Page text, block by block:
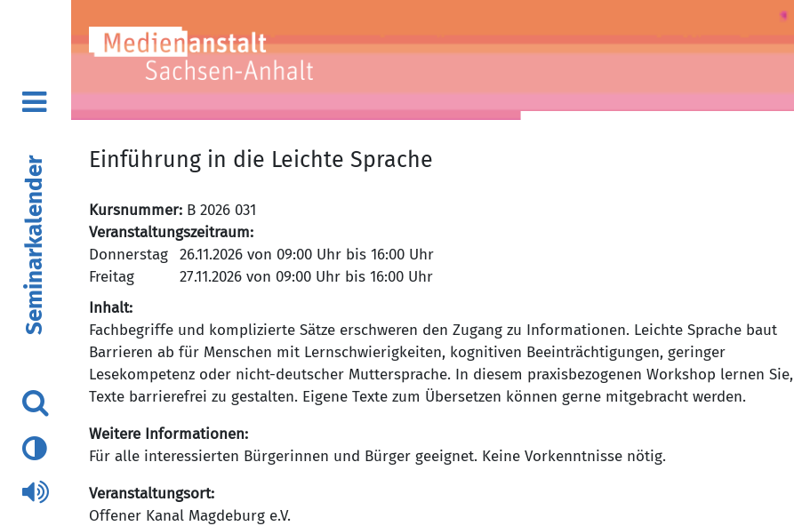
Seminarkalender Einführung in die Leichte Sprache
Kursnummer: B 2026 031
Veranstaltungszeitraum:
Donnerstag
26.11.2026 von 09:00 Uhr bis 16:00 Uhr
Freitag
27.11.2026 von 09:00 Uhr bis 16:00 Uhr
Inhalt:
Fachbegriffe und komplizierte Sätze erschweren den Zugang zu Informationen. Leichte Sprache baut
Barrieren ab für Menschen mit Lernschwierigkeiten, kognitiven Beeinträchtigungen, geringer
Lesekompetenz oder nicht-deutscher Muttersprache. In diesem praxisbezogenen Workshop lernen Sie,
Texte barrierefrei zu gestalten. Eigene Texte zum Übersetzen können gerne mitgebracht werden.
Weitere Informationen:
Für alle interessierten Bürgerinnen und Bürger geeignet. Keine Vorkenntnisse nötig.
Veranstaltungsort:
Offener Kanal Magdeburg e.V.